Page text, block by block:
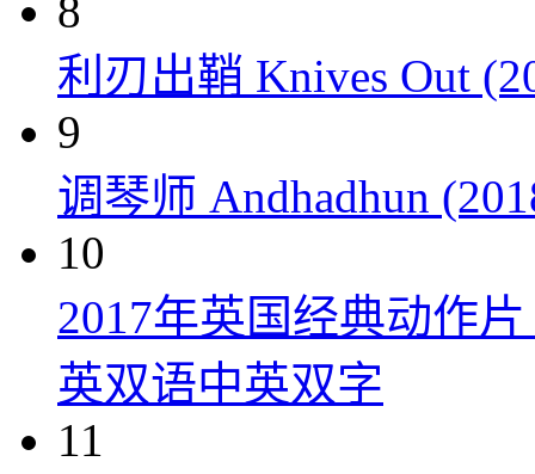
8
利刃出鞘 Knives Out
9
调琴师 Andhadhun
10
2017年英国经典动作
英双语中英双字
11